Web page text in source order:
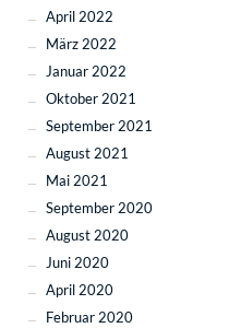
April 2022
März 2022
Januar 2022
Oktober 2021
September 2021
August 2021
Mai 2021
September 2020
August 2020
Juni 2020
April 2020
Februar 2020